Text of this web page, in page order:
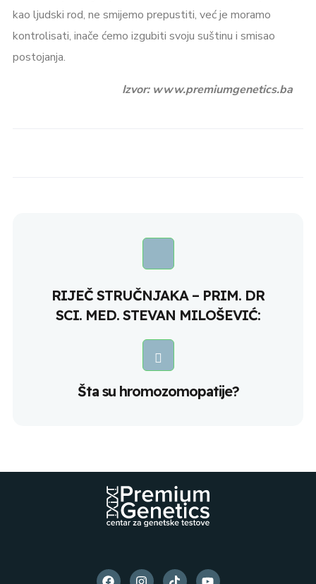
kao ljudski rod, ne smijemo prepustiti, već je moramo
kontrolisati, inače ćemo izgubiti svoju suštinu i smisao
postojanja.
Izvor: www.premiumgenetics.ba
RIJEČ STRUČNJAKA – PRIM. DR
SCI. MED. STEVAN MILOŠEVIĆ:
Šta su hromozomopatije?